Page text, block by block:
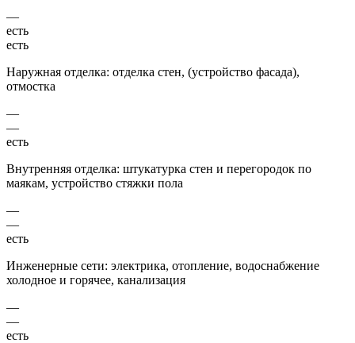
—
есть
есть
Наружная отделка: отделка стен, (устройство фасада),
отмостка
—
—
есть
Внутренняя отделка: штукатурка стен и перегородок по
маякам, устройство стяжки пола
—
—
есть
Инженерные сети: электрика, отопление, водоснабжение
холодное и горячее, канализация
—
—
есть